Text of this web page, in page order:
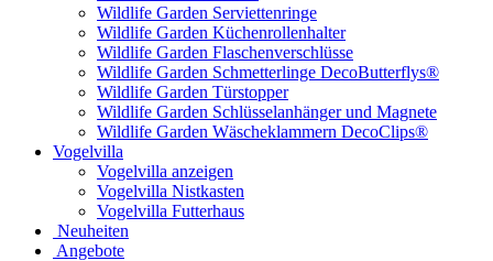
Wildlife Garden Serviettenringe
Wildlife Garden Küchenrollenhalter
Wildlife Garden Flaschenverschlüsse
Wildlife Garden Schmetterlinge DecoButterflys®
Wildlife Garden Türstopper
Wildlife Garden Schlüsselanhänger und Magnete
Wildlife Garden Wäscheklammern DecoClips®
Vogelvilla
Vogelvilla anzeigen
Vogelvilla Nistkasten
Vogelvilla Futterhaus
Neuheiten
Angebote